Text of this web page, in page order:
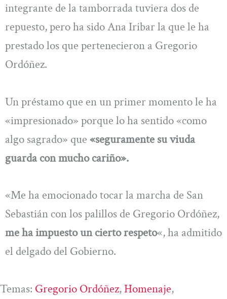
integrante de la tamborrada tuviera dos de
repuesto, pero ha sido Ana Iribar la que le ha
prestado los que pertenecieron a Gregorio
Ordóñez.
Un préstamo que en un primer momento le ha
«impresionado» porque lo ha sentido «como
algo sagrado» que «seguramente su viuda
guarda con mucho cariño».
«Me ha emocionado tocar la marcha de San
Sebastián con los palillos de Gregorio Ordóñez,
me ha impuesto un cierto respeto«, ha admitido
el delgado del Gobierno.
Temas: Gregorio Ordóñez, Homenaje